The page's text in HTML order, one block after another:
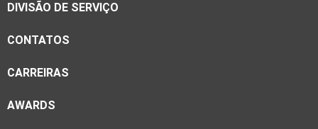
DIVISÃO DE SERVIÇO
CONTATOS
CARREIRAS
AWARDS